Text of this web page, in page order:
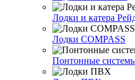
Лодки и катера
Лодки COMPASS
Понтонные